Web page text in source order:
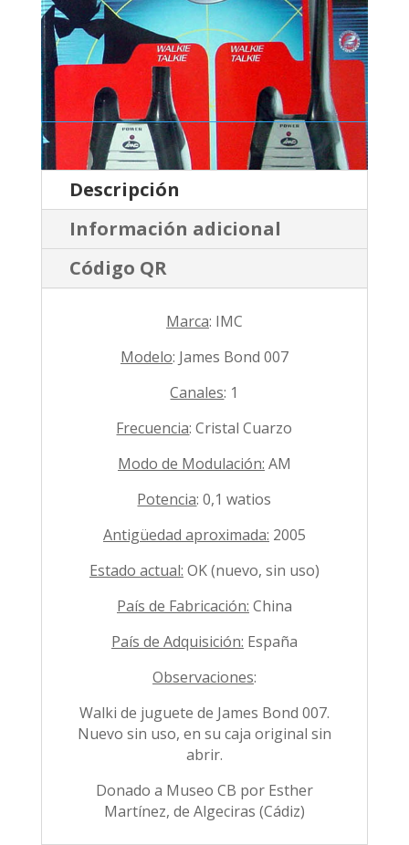
Descripción
Información adicional
Código QR
Marca: IMC
Modelo: James Bond 007
Canales: 1
Frecuencia: Cristal Cuarzo
Modo de Modulación: AM
Potencia: 0,1 watios
Antigüedad aproximada: 2005
Estado actual: OK (nuevo, sin uso)
País de Fabricación: China
País de Adquisición: España
Observaciones:
Walki de juguete de James Bond 007.
Nuevo sin uso, en su caja original sin
abrir.
Donado a Museo CB por Esther
Martínez, de Algeciras (Cádiz)